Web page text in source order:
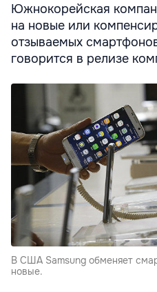
Южнокорейская
на новые или
отзываемых
говорится в релизе
В США Samsung обменяет
новые.